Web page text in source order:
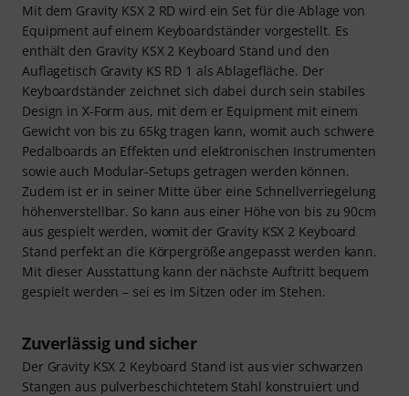
Mit dem Gravity KSX 2 RD wird ein Set für die Ablage von
Equipment auf einem Keyboardständer vorgestellt. Es
enthält den Gravity KSX 2 Keyboard Stand und den
Auflagetisch Gravity KS RD 1 als Ablagefläche. Der
Keyboardständer zeichnet sich dabei durch sein stabiles
Design in X-Form aus, mit dem er Equipment mit einem
Gewicht von bis zu 65kg tragen kann, womit auch schwere
Pedalboards an Effekten und elektronischen Instrumenten
sowie auch Modular-Setups getragen werden können.
Zudem ist er in seiner Mitte über eine Schnellverriegelung
höhenverstellbar. So kann aus einer Höhe von bis zu 90cm
aus gespielt werden, womit der Gravity KSX 2 Keyboard
Stand perfekt an die Körpergröße angepasst werden kann.
Mit dieser Ausstattung kann der nächste Auftritt bequem
gespielt werden – sei es im Sitzen oder im Stehen.
Zuverlässig und sicher
Der Gravity KSX 2 Keyboard Stand ist aus vier schwarzen
Stangen aus pulverbeschichtetem Stahl konstruiert und